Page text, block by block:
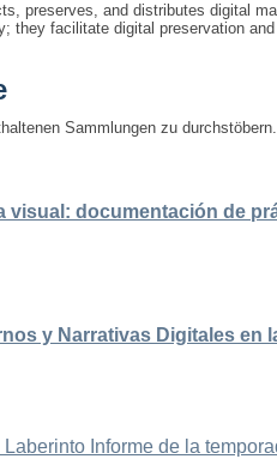
preserves, and distributes digital
they facilitate digital preservation
Sammlungen zu durchstöbern.
visual: documentación de
y Narrativas Digitales en
Informe de la